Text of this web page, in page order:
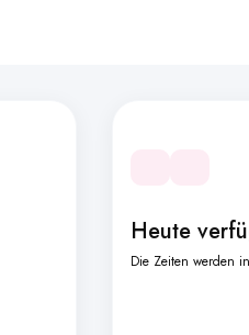
Heute
Die Zeiten werden